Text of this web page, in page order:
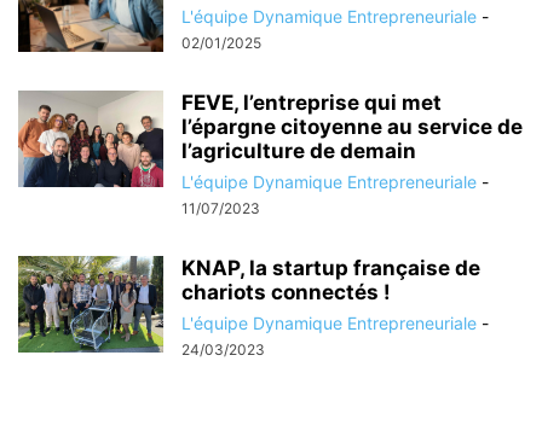
L'équipe Dynamique Entrepreneuriale -
02/01/2025
FEVE, l’entreprise qui met
l’épargne citoyenne au service de
l’agriculture de demain
L'équipe Dynamique Entrepreneuriale -
11/07/2023
KNAP, la startup française de
chariots connectés !
L'équipe Dynamique Entrepreneuriale -
24/03/2023